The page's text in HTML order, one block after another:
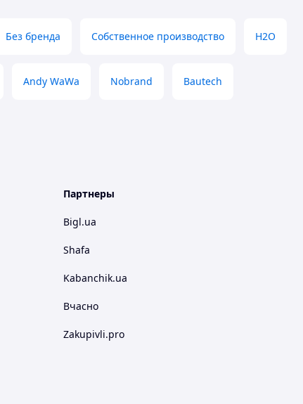
Без бренда Собственное производство H2O
Andy WaWa Nobrand Bautech
Партнеры
Bigl.ua
Shafa
Kabanchik.ua
Вчасно
Zakupivli.pro